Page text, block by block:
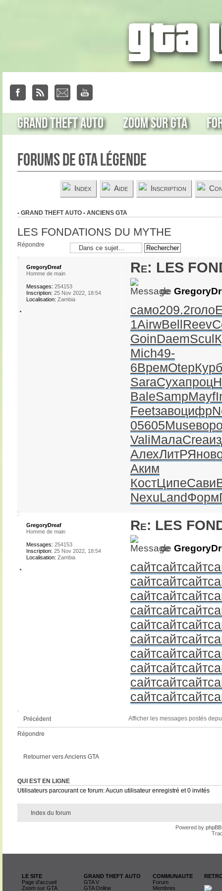
Grand Theft Auto Zoom sur GTA
Forums de GTA Légende
Index Aide Inscription
- GRAND THEFT AUTO - ANCIENS GTA
LES FONDATIONS DU MYTHE
Répondre
Re: LES
de
само209.2голо
1AirwBell Reev
GoinDaemScul
Mich49-
6ВремOtepКурб
SaraСухапроц
BaleSampMayf
Feetзавоцифр
05605Muse
ValiМалаCrea
АлехЛитРЯнов
Аким
КостЦипеСави
NexuLandФорм
GregoryDreaf
Homme de main
Messages: 254153
Inscription: 25 Nov 2022, 18:54
Localisation: Zambia
Re: LES
de
сайтсайтсайт
сайтсайтсайт
сайтсайтсайт
сайтсайтсайт
сайтсайтсайт
сайтсайтсайт
сайтсайтсайт
сайтсайтсайт
сайтсайтсайт
сайтсайтсайт
GregoryDreaf
Homme de main
Messages: 254153
Inscription: 25 Nov 2022, 18:54
Localisation: Zambia
Précédent Afficher les messages postés
Répondre
Retourner vers Anciens GTA
QUI EST EN LIGNE
Utilisateurs parcourant ce forum: Aucun utilisateur enregistré et 0 invités
Index du forum
Powered by phpBB
LE SITE
Page d'accueil
Zoom sur GTA
GRAND THEFT AUTO
GTA V
GTA Online
COMMUNAUTE
Forum
Membres